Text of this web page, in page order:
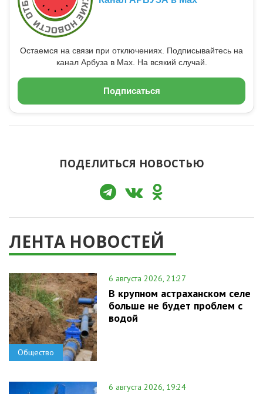
Остаемся на связи при отключениях. Подписывайтесь на
канал Арбуза в Max. На всякий случай.
Подписаться
ПОДЕЛИТЬСЯ НОВОСТЬЮ
ЛЕНТА НОВОСТЕЙ
Общество
6 августа 2026, 21:27
В крупном астраханском селе
больше не будет проблем с
водой
6 августа 2026, 19:24